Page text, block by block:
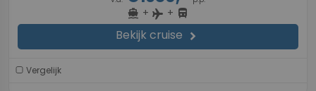
directions_boat + flight + directions_bus
Bekijk cruise chevron_right
Vergelijk